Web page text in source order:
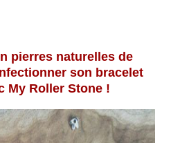
pierres naturelles de
son bracelet
My Roller Stone !